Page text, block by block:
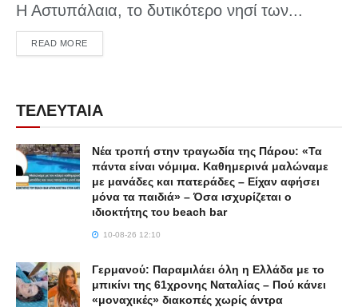
Η Αστυπάλαια, το δυτικότερο νησί των...
READ MOREDETAILS
ΤΕΛΕΥΤΑΙΑ
Νέα τροπή στην τραγωδία της Πάρου: «Τα
πάντα είναι νόμιμα. Καθημερινά μαλώναμε
με μανάδες και πατεράδες – Είχαν αφήσει
μόνα τα παιδιά» – Όσα ισχυρίζεται ο
ιδιοκτήτης του beach bar
10-08-26 12:10
Γερμανού: Παραμιλάει όλη η Ελλάδα με το
μπικίνι της 61χρονης Ναταλίας – Πού κάνει
«μοναχικές» διακοπές χωρίς άντρα